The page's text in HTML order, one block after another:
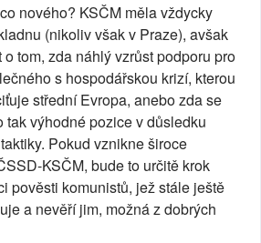
nového? KSČM měla vždycky
(nikoliv však v Praze), avšak
tom, zda náhlý vzrůst podporu pro
s hospodářskou krizí, kterou
střední Evropa, anebo zda se
tak výhodné pozice v důsledku
Pokud vznikne široce
KSČM, bude to určitě krok
pověsti komunistů, jež stále ještě
a nevěří jim, možná z dobrých